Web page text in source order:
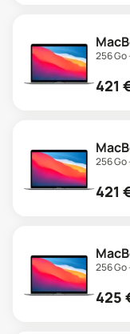
256 Go
421
256 Go
421
256 Go
425